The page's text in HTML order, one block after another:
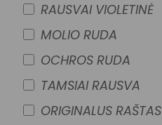
RAUSVAI VIOLETINĖ
MOLIO RUDA
OCHROS RUDA
TAMSIAI RAUSVA
ORIGINALUS RAŠTAS